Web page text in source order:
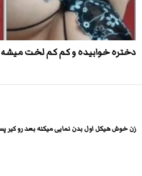
دختره خوابیده و کم کم لخت میشه
زن خوش هیکل اول بدن نمایی میکنه بعد رو کیر